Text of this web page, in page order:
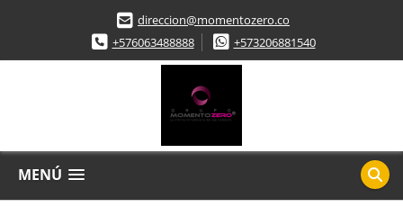
direccion@momentozero.co
+576063488888
+573206881540
MENÚ